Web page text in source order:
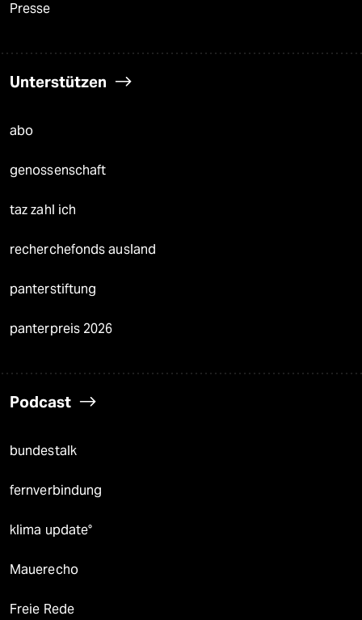
Presse
Unterstützen
abo
genossenschaft
taz zahl ich
recherchefonds ausland
panterstiftung
panterpreis 2026
Podcast
bundestalk
fernverbindung
klima update°
Mauerecho
Freie Rede